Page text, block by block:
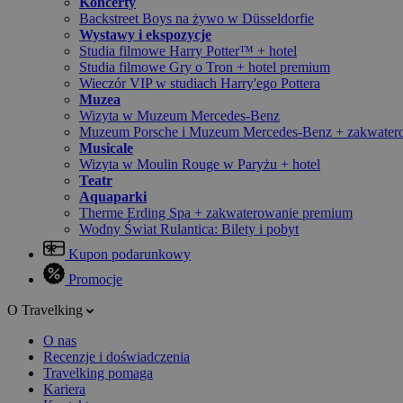
Backstreet Boys na żywo w Düsseldorfie
Wystawy i ekspozycje
Studia filmowe Harry Potter™ + hotel
Studia filmowe Gry o Tron + hotel premium
Wieczór VIP w studiach Harry'ego Pottera
Muzea
Wizyta w Muzeum Mercedes-Benz
Muzeum Porsche i Muzeum Mercedes-Benz +
Musicale
Wizyta w Moulin Rouge w Paryżu + hotel
Teatr
Aquaparki
Therme Erding Spa + zakwaterowanie premium
Wodny Świat Rulantica: Bilety i pobyt
Kupon podarunkowy
Promocje
O Travelking
O nas
Recenzje i doświadczenia
Travelking pomaga
Kariera